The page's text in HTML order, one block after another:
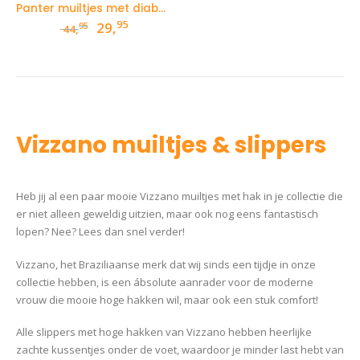
Panter muiltjes met diabolohak
44,95 Oorspronkelijke
prijs
29,95Huidige
Vizzano muiltjes & slippers
Heb jij al een paar mooie Vizzano muiltjes met hak in je collectie die
er niet alleen geweldig uitzien, maar ook nog eens fantastisch
lopen? Nee? Lees dan snel verder!
Vizzano, het Braziliaanse merk dat wij sinds een tijdje in onze
collectie hebben, is een ábsolute aanrader voor de moderne
vrouw die mooie hoge hakken wil, maar ook een stuk comfort!
Alle slippers met hoge hakken van Vizzano hebben heerlijke
zachte kussentjes onder de voet, waardoor je minder last hebt van